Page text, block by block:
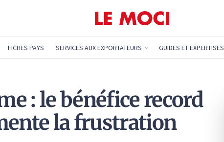
FICHES PAYS SERVICES AUX EXPORTATEURS GUIDES ET EXPERTISES
: le bénéfice record
la frustration